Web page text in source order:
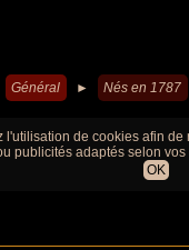
Général ► Nés en 1787
de cookies afin
publicités adaptés selon vos
OK